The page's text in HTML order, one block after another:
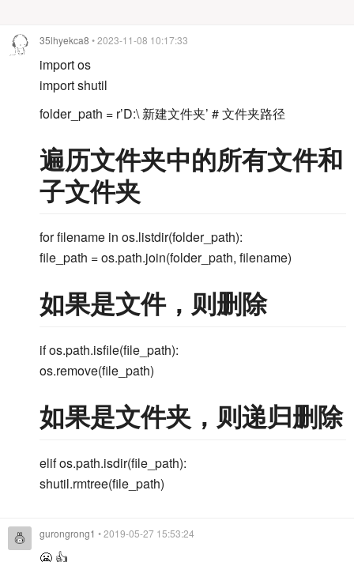
35lhyekca8 • 2023-11-08 10:17:33
import os
import shutil
folder_path = r’D:\ 新建文件夹’ # 文件夹路径
遍历文件夹中的所有文件和
子文件夹
for filename in os.listdir(folder_path):
file_path = os.path.join(folder_path, filename)
如果是文件，则删除
if os.path.isfile(file_path):
os.remove(file_path)
如果是文件夹，则递归删除
elif os.path.isdir(file_path):
shutil.rmtree(file_path)
gurongrong1 • 2019-05-27 15:53:24
😬 👍